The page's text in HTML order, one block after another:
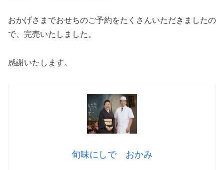
おかげさまでおせちのご予約をたくさんいただきましたの
で、完売いたしました。
感謝いたします。
旬味にしで おかみ